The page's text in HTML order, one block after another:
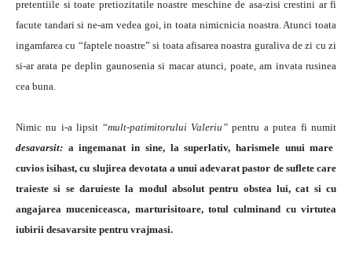
pretentiile si toate pretiozitatile noastre meschine de asa-zisi crestini ar fi
facute tandari si ne-am vedea goi, in toata nimicnicia noastra. Atunci toata
ingamfarea cu “faptele noastre” si toata afisarea noastra guraliva de zi cu zi
si-ar arata pe deplin gaunosenia si macar atunci, poate, am invata rusinea
cea buna.
Nimic nu i-a lipsit “mult-patimitorului Valeriu” pentru a putea fi numit
desavarsit: a ingemanat in sine, la superlativ, harismele unui mare
cuvios isihast, cu slujirea devotata a unui adevarat pastor de suflete care
traieste si se daruieste la modul absolut pentru obstea lui, cat si cu
angajarea muceniceasca, marturisitoare, totul culminand cu virtutea
iubirii desavarsite pentru vrajmasi.